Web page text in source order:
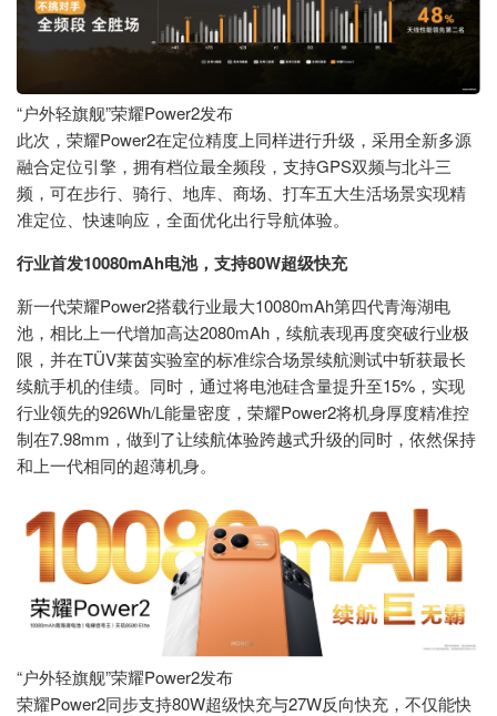
“户外轻旗舰”荣耀Power2发布
此次，荣耀Power2在定位精度上同样进行升级，采用全新多源
融合定位引擎，拥有档位最全频段，支持GPS双频与北斗三
频，可在步行、骑行、地库、商场、打车五大生活场景实现精
准定位、快速响应，全面优化出行导航体验。
行业首发10080mAh电池，支持80W超级快充
新一代荣耀Power2搭载行业最大10080mAh第四代青海湖电
池，相比上一代增加高达2080mAh，续航表现再度突破行业极
限，并在TÜV莱茵实验室的标准综合场景续航测试中斩获最长
续航手机的佳绩。同时，通过将电池硅含量提升至15%，实现
行业领先的926Wh/L能量密度，荣耀Power2将机身厚度精准控
制在7.98mm，做到了让续航体验跨越式升级的同时，依然保持
和上一代相同的超薄机身。
“户外轻旗舰”荣耀Power2发布
荣耀Power2同步支持80W超级快充与27W反向快充，不仅能快